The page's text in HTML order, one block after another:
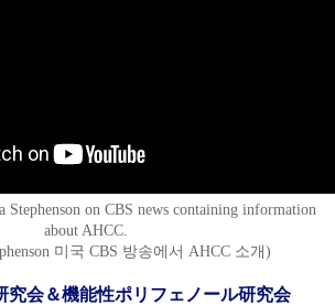
on CBS news containing information
about AHCC.
미국 CBS 방송에서 AHCC 소개)
究会＆機能性ポリフェノール研究会